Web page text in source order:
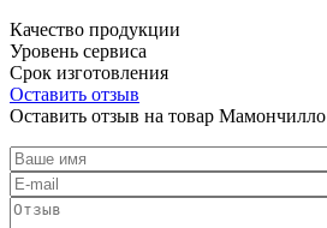
Качество продукции
Уровень сервиса
Срок изготовления
Оставить отзыв
Оставить отзыв на товар Мамончилло